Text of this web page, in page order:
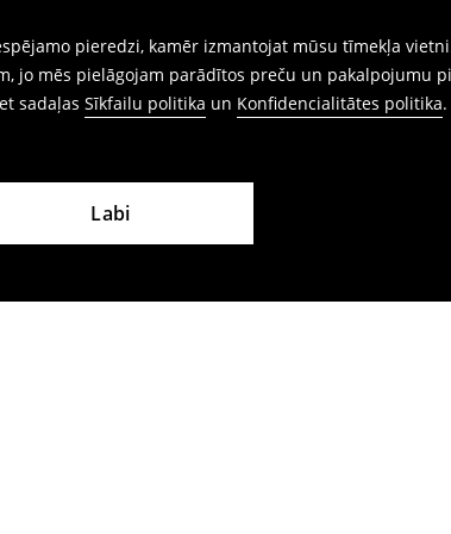
pieredzi, kamēr izmantojat mūsu tīmekļa
jo mēs pielāgojam parādītos preču un pakalpojumu
sadaļas Sīkfailu politika un Konfidencialitātes politika.
Labi